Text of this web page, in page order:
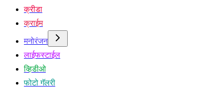
क्रीडा
क्राईम
मनोरंजन
लाईफस्टाईल
व्हिडीओ
फोटो गॅलरी